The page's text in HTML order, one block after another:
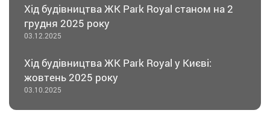
Хід будівництва ЖК Park Royal станом на 2
грудня 2025 року
03.12.2025
Хід будівництва ЖК Park Royal у Києві:
жовтень 2025 року
03.10.2025